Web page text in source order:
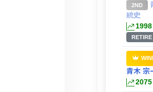
2ND
統史
1998
RETIRE
青木 宗
2075